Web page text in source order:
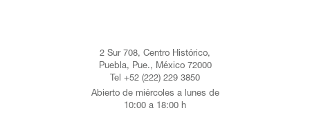
2 Sur 708, Centro Histórico,
Puebla, Pue., México 72000
Tel +52 (222) 229 3850
Abierto de miércoles a lunes de
10:00 a 18:00 h